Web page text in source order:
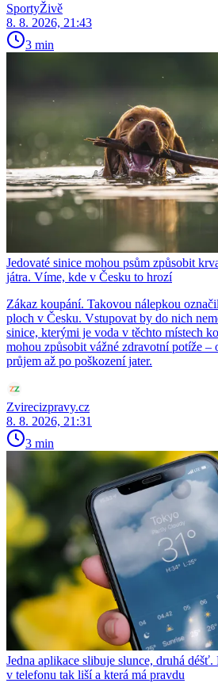
SportyŽivě
8. 8. 2026, 21:43
3 min
Jedovaté sinice mohou psům způsobit
játra. Víme, kde v Česku to hrozí
Zákaz koupání. Takovou nálepkou
ploch v Česku. Vstupovat by do nich
sinice, kterými je voda v těchto místech
mohou způsobit vážné zdravotní potíže
průjem až po poškození jater.
Zvirecizpravy.cz
8. 8. 2026, 21:31
3 min
Jedna aplikace slibuje slunce, druhá déšť.
v telefonu tak liší a která má pravdu